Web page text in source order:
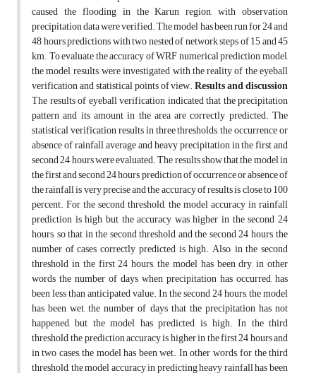
caused the flooding in the Karun region, with observation
precipitation data were verified. The model has been run for 24 and
48 hours predictions with two nested of network steps of 15 and 45
km. To evaluate the accuracy of WRF numerical prediction model,
the model results, were investigated with the reality of the eyeball
verification and statistical points of view.Results and discussion
The results of eyeball verification indicated that the precipitation
pattern and its amount in the area are correctly predicted. The
statistical verification results in three thresholds, the occurrence or
absence of rainfall, average and heavy precipitation in the first and
second 24 hours were evaluated. The results show that the model in
the first and second 24 hours prediction of occurrence or absence of
the rainfall is very precise and the accuracy of results is close to 100
percent. For the second threshold, the model accuracy in rainfall
prediction is high but the accuracy was higher in the second 24
hours, so that in the second threshold and the second 24 hours, the
number of cases correctly predicted is high. Also, in the second
threshold in the first 24 hours, the model has been dry, in other
words the number of days when precipitation has occurred, has
been less than anticipated value. In the second 24 hours, the model
has been wet, the number of days that the precipitation has not
happened, but the model has predicted, is high. In the third
threshold, the prediction accuracy is higher in the first 24 hours and
in two cases, the model has been wet. In other words, for the third
threshold, the model accuracy in predicting heavy rainfall has been